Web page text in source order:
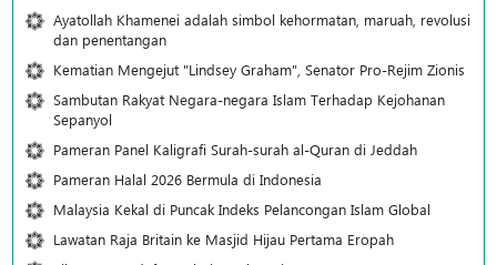
Ayatollah Khamenei adalah simbol kehormatan, maruah, revolusi
dan penentangan
Kematian Mengejut "Lindsey Graham", Senator Pro-Rejim Zionis
Sambutan Rakyat Negara-negara Islam Terhadap Kejohanan
Sepanyol
Pameran Panel Kaligrafi Surah-surah al-Quran di Jeddah
Pameran Halal 2026 Bermula di Indonesia
Malaysia Kekal di Puncak Indeks Pelancongan Islam Global
Lawatan Raja Britain ke Masjid Hijau Pertama Eropah